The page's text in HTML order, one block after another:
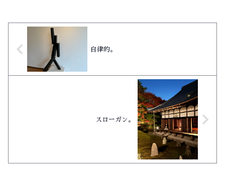
自律的。
スローガン。